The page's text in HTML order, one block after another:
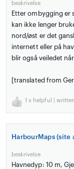
beskrivelse
Etter ombygging er
kan ikke lenger
nord/øst er det
internett eller på
blir også veiledet
[translated from
1 x helpful |
HarbourMaps (site
beskrivelse
Havnedyp: 10 m,